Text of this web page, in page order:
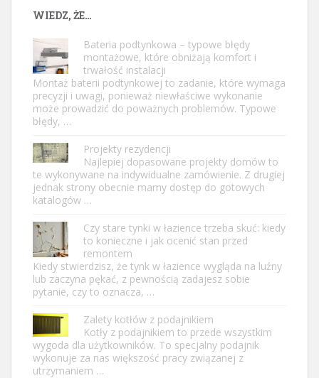
WIEDZ, ŻE…
Bateria podtynkowa – typowe błędy
montażowe, które obniżają komfort i
trwałość instalacji
Montaż baterii podtynkowej to zadanie, które wymaga
precyzji i uwagi, ponieważ niewłaściwe wykonanie
może prowadzić do poważnych problemów. Typowe
błędy, …
Projekty rezydencji
Najlepiej dopasowane projekty domów to
te wykonywane na indywidualne zamówienie. Z drugiej
jednak strony obecnie mamy dostęp do gotowych
katalogów …
Czy stare tynki w łazience trzeba skuć: kiedy
to konieczne i jak ocenić stan przed
remontem
Kiedy stwierdzisz, że tynk w łazience wygląda na luźny
lub zaczyna pękać, z pewnością zadajesz sobie
pytanie, czy to oznacza, …
Zalety kotłów z podajnikiem
Kotły z podajnikiem to przede wszystkim
wygoda dla użytkowników. To specjalny podajnik
wykonuje za nas większość pracy związanej z
utrzymaniem …